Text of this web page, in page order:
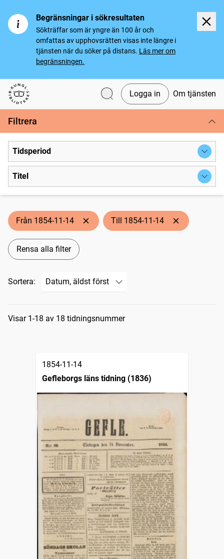
Begränsningar i sökresultaten
Sökträffar som är yngre än 100 år och
omfattas av upphovsrätten visas inte längre i
tjänsten när du söker på distans. Läs mer om
begränsningen.
Svenska tidningar
Logga in Om tjänsten
Filtrera
Tidsperiod
Titel
Från 1854-11-14 Till 1854-11-14
Rensa alla filter
Sortera:
Sökresultat
Visar 1-18 av 18 tidningsnummer
1854-11-14
Gefleborgs läns tidning (1836)